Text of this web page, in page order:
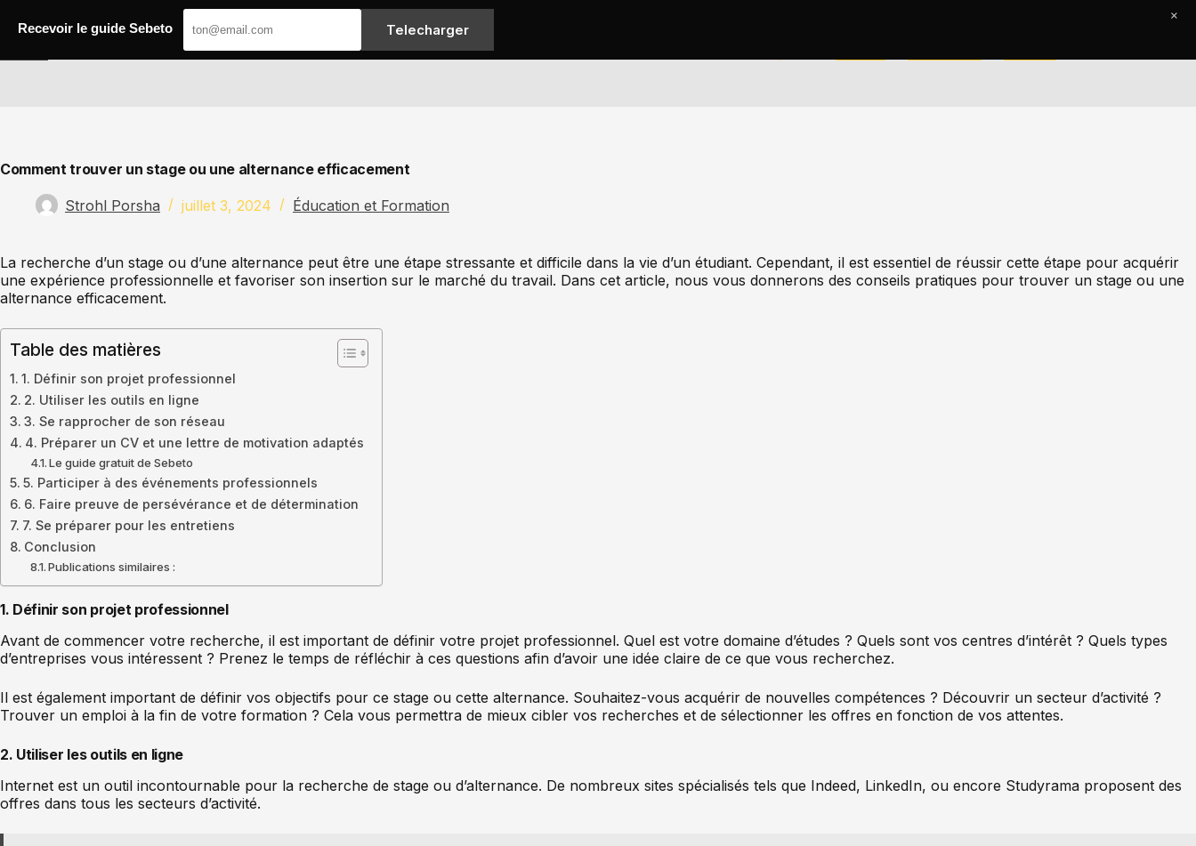
Comment trouver un stage ou une alternance efficacement
Strohl Porsha juillet 3, 2024 Éducation et Formation
La recherche d’un stage ou d’une alternance peut être une étape stressante et difficile dans la vie d’un étudiant. Cependant, il est essentiel de réussir cette étape pour acquérir
une expérience professionnelle et favoriser son insertion sur le marché du travail. Dans cet article, nous vous donnerons des conseils pratiques pour trouver un stage ou une
alternance efficacement.
Table des matières
1. Définir son projet professionnel
2. Utiliser les outils en ligne
3. Se rapprocher de son réseau
4. Préparer un CV et une lettre de motivation adaptés
Le guide gratuit de Sebeto
5. Participer à des événements professionnels
6. Faire preuve de persévérance et de détermination
7. Se préparer pour les entretiens
Conclusion
Publications similaires :
1. Définir son projet professionnel
Avant de commencer votre recherche, il est important de définir votre projet professionnel. Quel est votre domaine d’études ? Quels sont vos centres d’intérêt ? Quels types
d’entreprises vous intéressent ? Prenez le temps de réfléchir à ces questions afin d’avoir une idée claire de ce que vous recherchez.
Il est également important de définir vos objectifs pour ce stage ou cette alternance. Souhaitez-vous acquérir de nouvelles compétences ? Découvrir un secteur d’activité ?
Trouver un emploi à la fin de votre formation ? Cela vous permettra de mieux cibler vos recherches et de sélectionner les offres en fonction de vos attentes.
2. Utiliser les outils en ligne
Internet est un outil incontournable pour la recherche de stage ou d’alternance. De nombreux sites spécialisés tels que Indeed, LinkedIn, ou encore Studyrama proposent des
offres dans tous les secteurs d’activité.
Recevoir le guide Sebeto Telecharger
×